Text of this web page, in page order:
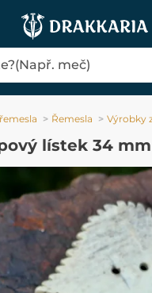
Řemesla Výrobky
lístek 34 mm